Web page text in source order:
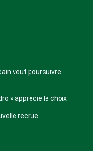
veut poursuivre
» apprécie le choix
recrue